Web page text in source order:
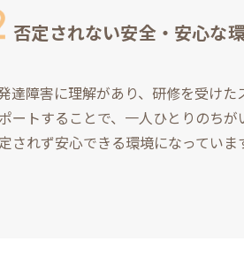
否定されない安全・安心な
達障害に理解があり、研修を受けた
ートすることで、一人ひとりのちが
されず安心できる環境になっていま